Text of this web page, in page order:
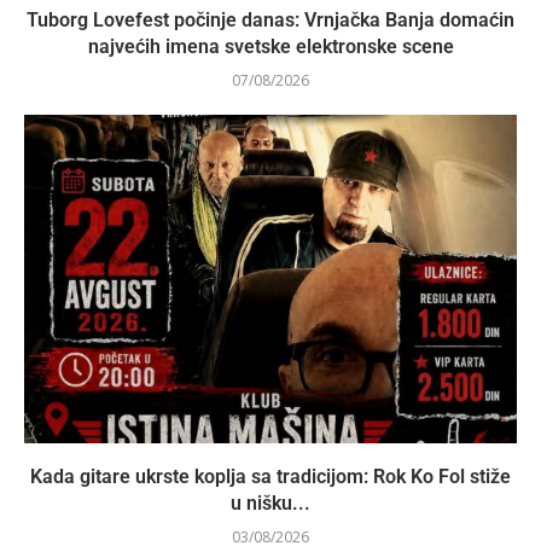
Tuborg Lovefest počinje danas: Vrnjačka Banja domaćin
najvećih imena svetske elektronske scene
07/08/2026
Kada gitare ukrste koplja sa tradicijom: Rok Ko Fol stiže
u nišku...
03/08/2026